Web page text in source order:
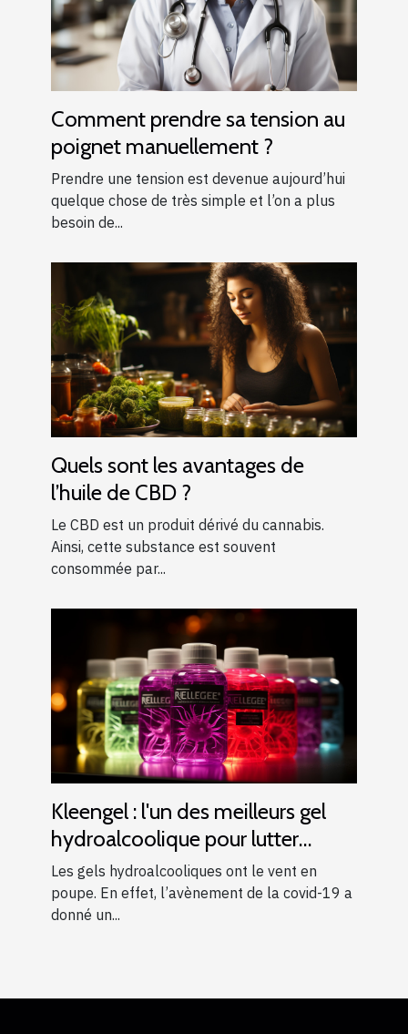
Comment prendre sa tension au
poignet manuellement ?
Prendre une tension est devenue aujourd’hui
quelque chose de très simple et l’on a plus
besoin de...
Quels sont les avantages de
l’huile de CBD ?
Le CBD est un produit dérivé du cannabis.
Ainsi, cette substance est souvent
consommée par...
Kleengel : l'un des meilleurs gel
hydroalcoolique pour lutter
contre de nombreux virus
Les gels hydroalcooliques ont le vent en
poupe. En effet, l’avènement de la covid-19 a
donné un...